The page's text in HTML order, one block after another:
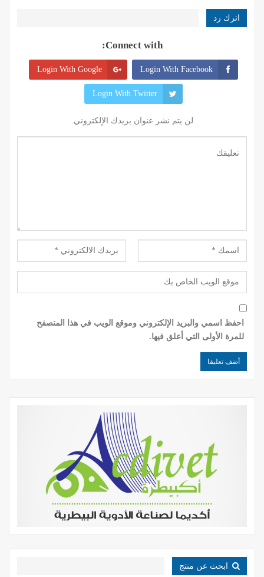
اترك رد
Connect with:
Login With Facebook
Login With Google
Login With Twitter
لن يتم نشر عنوان بريدك الإلكتروني.
احفظ اسمي والبريد الإلكتروني وموقع الويب في هذا المتصفح
للمرة الأولى التي أعلق فيها.
ابحث عن منتج